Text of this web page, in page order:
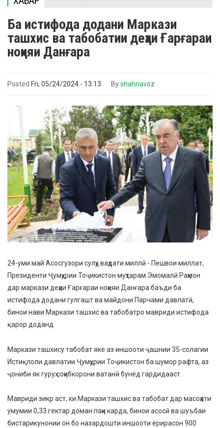
Ба истифода додани Маркази
ташхис ва табобатии деҳаи Ғарғараи
ноҳияи Данғара
Posted Fri, 05/24/2024 - 13:13 Byshahnavoz
24-уми май Асосгузори сулҳу ваҳдати миллӣ - Пешвои миллат,
Президенти Ҷумҳурии Тоҷикистон муҳтарам Эмомалӣ Раҳмон
дар маркази деҳаи Ғарғараи ноҳияи Данғара баъди ба
истифода додани гулгашт ва майдони Парчами давлатӣ,
бинои нави Маркази ташхис ва табобатро мавриди истифода
қарор доданд.
Маркази ташхису табобат яке аз иншооти ҷашнии 35-солагии
Истиқлоли давлатии Ҷумҳурии Тоҷикистон ба шумор рафта, аз
ҷониби як гуруҳ соҳибкорони ватанӣ бунёд гардидааст.
Мавриди зикр аст, ки Маркази ташхис ва табобат дар масоҳати
умумии 0,33 гектар доман паҳн карда, бинои асосӣ ва шуъбаи
бистарикунонии он бо назардошти иншооти ёрирасон 900